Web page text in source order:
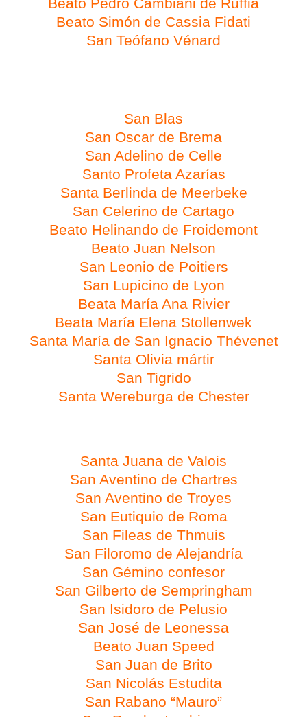
Beato Pedro Cambiani de Ruffia
Beato Simón de Cassia Fidati
San Teófano Vénard
San Blas
San Oscar de Brema
San Adelino de Celle
Santo Profeta Azarías
Santa Berlinda de Meerbeke
San Celerino de Cartago
Beato Helinando de Froidemont
Beato Juan Nelson
San Leonio de Poitiers
San Lupicino de Lyon
Beata María Ana Rivier
Beata María Elena Stollenwek
Santa María de San Ignacio Thévenet
Santa Olivia mártir
San Tigrido
Santa Wereburga de Chester
Santa Juana de Valois
San Aventino de Chartres
San Aventino de Troyes
San Eutiquio de Roma
San Fileas de Thmuis
San Filoromo de Alejandría
San Gémino confesor
San Gilberto de Sempringham
San Isidoro de Pelusio
San José de Leonessa
Beato Juan Speed
San Juan de Brito
San Nicolás Estudita
San Rabano “Mauro”